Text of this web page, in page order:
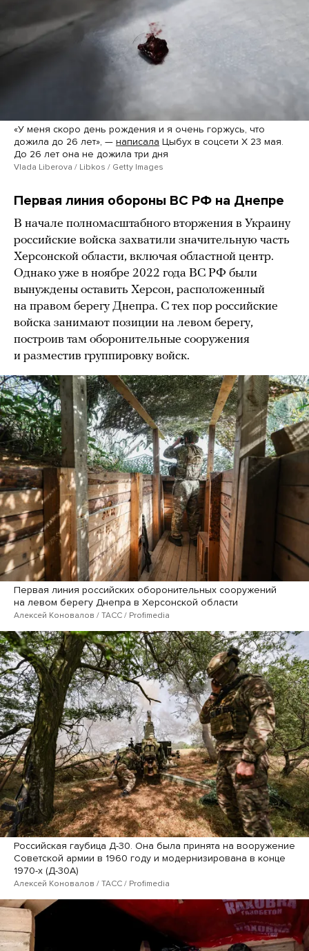
«У меня скоро день рождения и я очень горжусь, что
дожила до 26 лет», — написала Цыбух в соцсети X 23 мая.
До 26 лет она не дожила три дня
Vlada Liberova / Libkos / Getty Images
Первая линия обороны ВС РФ на Днепре
В начале полномасштабного вторжения в Украину
российские войска захватили значительную часть
Херсонской области, включая областной центр.
Однако уже в ноябре 2022 года ВС РФ были
вынуждены оставить Херсон, расположенный
на правом берегу Днепра. С тех пор российские
войска занимают позиции на левом берегу,
построив там оборонительные сооружения
и разместив группировку войск.
Первая линия российских оборонительных сооружений
на левом берегу Днепра в Херсонской области
Алексей Коновалов / ТАСС / Profimedia
Российская гаубица Д-30. Она была принята на вооружение
Советской армии в 1960 году и модернизирована в конце
1970-х (Д-30А)
Алексей Коновалов / ТАСС / Profimedia